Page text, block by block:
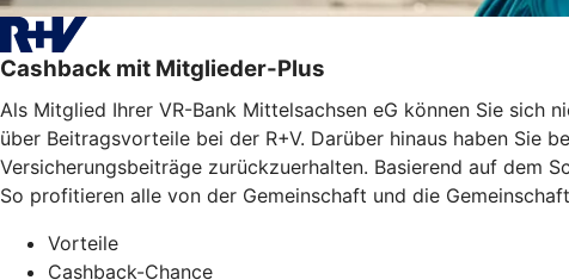
Cashback mit Mitglieder-Plus
Als Mitglied Ihrer VR-Bank Mittelsachsen eG können Sie sich
über Beitragsvorteile bei der R+V. Darüber hinaus haben Sie
Versicherungsbeiträge zurückzuerhalten. Basierend auf dem
So profitieren alle von der Gemeinschaft und die
Vorteile
Cashback-Chance